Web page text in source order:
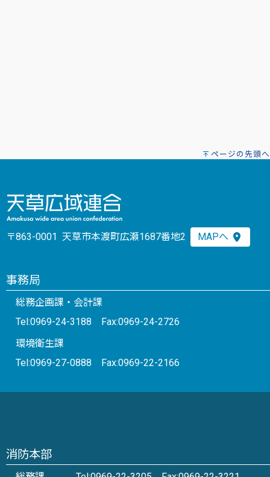
ページの先頭へ
〒863-0001 天草市本渡町広瀬1687番地2 MAPへ
事務局
総務企画課・会計課
Tel:0969-24-3188 Fax:0969-24-2726
環境衛生課
Tel:0969-27-0888 Fax:0969-22-2166
消防本部